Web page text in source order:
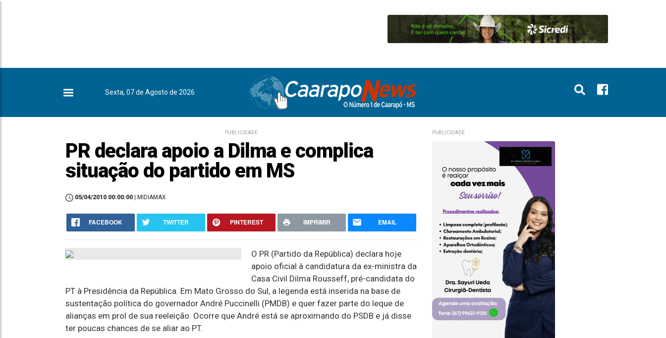
Sexta, 07 de Agosto de 2026
PUBLICIDADE
PR declara apoio a Dilma e complica
situação do partido em MS
05/04/2010 00:00:00 | MIDIAMAX
FACEBOOK TWITTER PINTEREST IMPRIMIR EMAIL
O PR (Partido da República) declara hoje
apoio oficial à candidatura da ex-ministra da
Casa Civil Dilma Rousseff, pré-candidata do
PT à Presidência da República. Em Mato Grosso do Sul, a legenda está inserida na base de
sustentação política do governador André Puccinelli (PMDB) e quer fazer parte do leque de
alianças em prol de sua reeleição. Ocorre que André está se aproximando do PSDB e já disse
ter poucas chances de se aliar ao PT.
PUBLICIDADE